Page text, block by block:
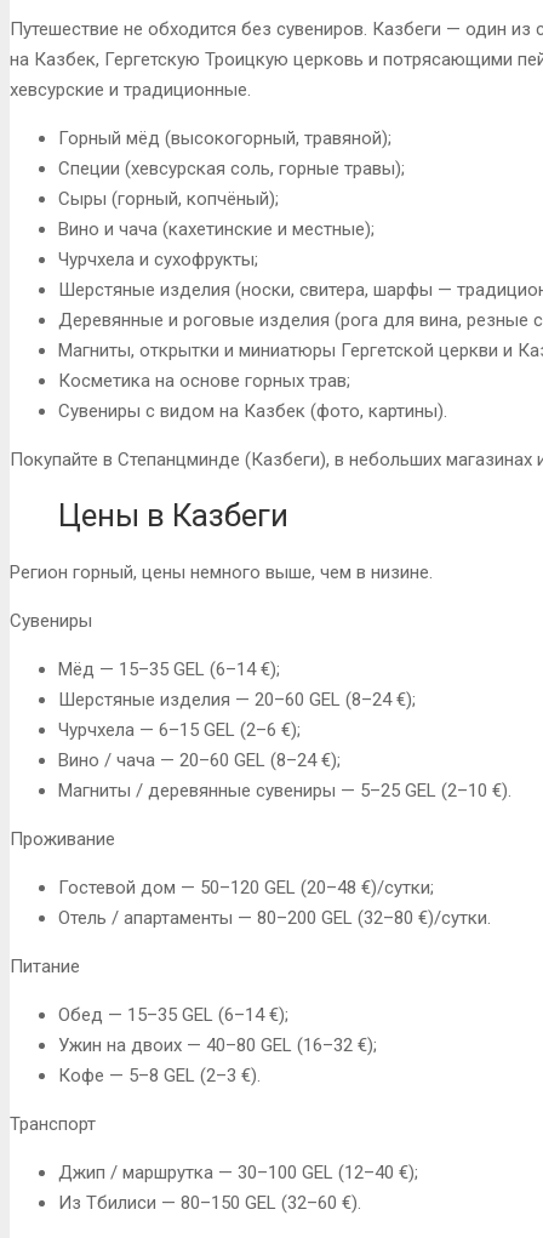
Путешествие не обходится без сувениров. Казбеги — один
на Казбек, Гергетскую Троицкую церковь и потрясающими
хевсурские и традиционные.
Горный мёд (высокогорный, травяной);
Специи (хевсурская соль, горные травы);
Сыры (горный, копчёный);
Вино и чача (кахетинские и местные);
Чурчхела и сухофрукты;
Шерстяные изделия (носки, свитера, шарфы —
Деревянные и роговые изделия (рога для вина, резные
Магниты, открытки и миниатюры Гергетской церкви и
Косметика на основе горных трав;
Сувениры с видом на Казбек (фото, картины).
Покупайте в Степанцминде (Казбеги), в небольших
Цены в Казбеги
Регион горный, цены немного выше, чем в низине.
Сувениры
Мёд — 15–35 GEL (6–14 €);
Шерстяные изделия — 20–60 GEL (8–24 €);
Чурчхела — 6–15 GEL (2–6 €);
Вино / чача — 20–60 GEL (8–24 €);
Магниты / деревянные сувениры — 5–25 GEL (2–10 €).
Проживание
Гостевой дом — 50–120 GEL (20–48 €)/сутки;
Отель / апартаменты — 80–200 GEL (32–80 €)/сутки.
Питание
Обед — 15–35 GEL (6–14 €);
Ужин на двоих — 40–80 GEL (16–32 €);
Кофе — 5–8 GEL (2–3 €).
Транспорт
Джип / маршрутка — 30–100 GEL (12–40 €);
Из Тбилиси — 80–150 GEL (32–60 €).